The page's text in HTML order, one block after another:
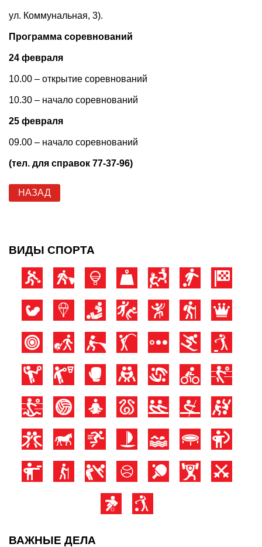
ул. Коммунальная, 3).
Программа соревнований
24 февраля
10.00 – открытие соревнований
10.30 – начало соревнований
25 февраля
09.00 – начало соревнований
(тел. для справок 77-37-96)
НАЗАД
ВИДЫ СПОРТА
ВАЖНЫЕ ДЕЛА